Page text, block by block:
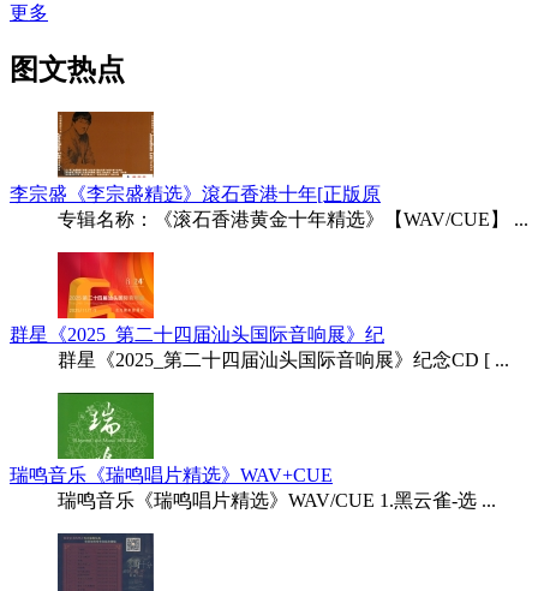
更多
图文热点
李宗盛《李宗盛精选》滾石香港十年[正版原
专辑名称：《滚石香港黄金十年精选》【WAV/CUE】 ...
群星《2025_第二十四届汕头国际音响展》纪
群星《2025_第二十四届汕头国际音响展》纪念CD [ ...
瑞鸣音乐《瑞鸣唱片精选》WAV+CUE
瑞鸣音乐《瑞鸣唱片精选》WAV/CUE 1.黑云雀-选 ...